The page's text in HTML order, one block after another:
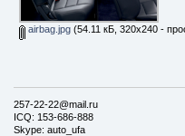
airbag.jpg(54.11 кБ, 320x240 -
257-22-22@mail.ru
ICQ: 153-686-888
Skype: auto_ufa